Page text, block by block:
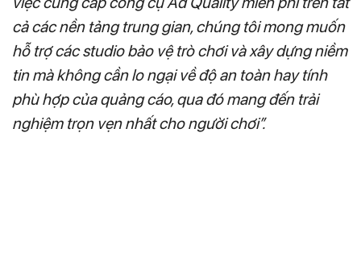
cả các nền tảng trung gian, chúng tôi mong muốn
hỗ trợ các studio bảo vệ trò chơi và xây dựng niềm
tin mà không cần lo ngại về độ an toàn hay tính
phù hợp của quảng cáo, qua đó mang đến trải
nghiệm trọn vẹn nhất cho người chơi”.